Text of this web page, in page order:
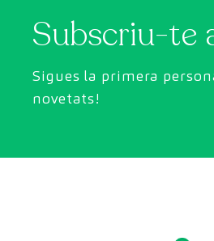
Subscriu-te
Sigues la primera
novetats!